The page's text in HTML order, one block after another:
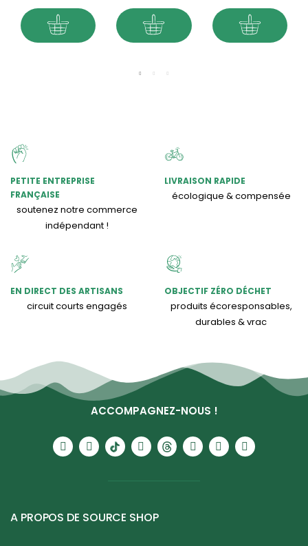
PETITE ENTREPRISE
FRANÇAISE
soutenez notre commerce
indépendant !
LIVRAISON RAPIDE
écologique & compensée
EN DIRECT DES ARTISANS
circuit courts engagés
OBJECTIF ZÉRO DÉCHET
produits écoresponsables,
durables & vrac
ACCOMPAGNEZ-NOUS !
A PROPOS DE SOURCE SHOP